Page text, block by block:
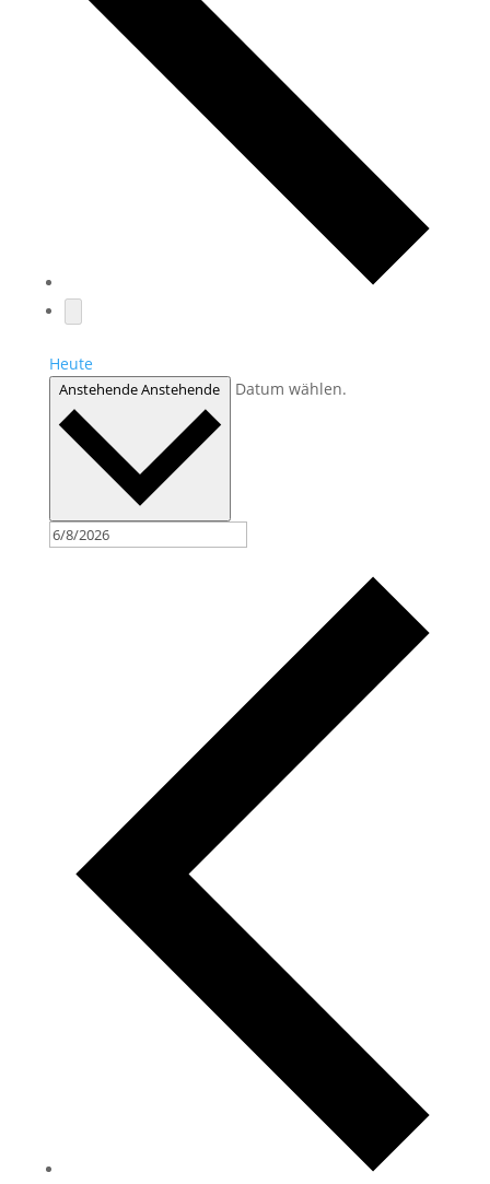
Heute
AnstehendeAnstehende Datum wählen.